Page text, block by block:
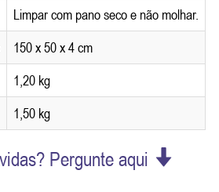
Limpar com pano seco e não molhar.
150 x 50 x 4 cm
1,20 kg
1,50 kg
Pergunte aqui